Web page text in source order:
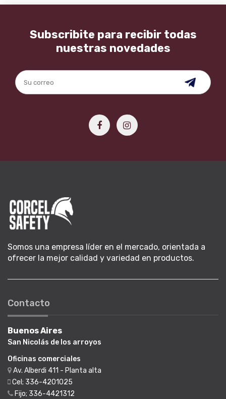
Subscribite para recibir todas
nuestras novedades
Somos una empresa líder en el mercado, orientada a
ofrecer la mejor calidad y variedad en productos.
Contacto
Buenos Aires
San Nicolás de los arroyos
Oficinas comerciales
Av. Alberdi 411 - Planta alta
Cel; 336-4201025
Fijo; 336-4421312